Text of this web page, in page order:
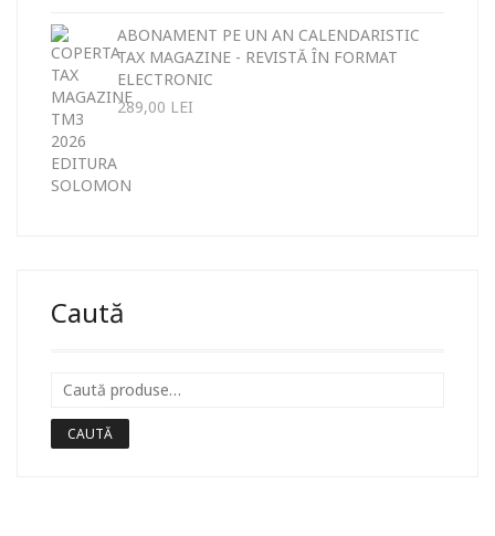
ABONAMENT PE UN AN CALENDARISTIC
TAX MAGAZINE - REVISTĂ ÎN FORMAT
ELECTRONIC
289,00 LEI
Caută
CAUTĂ